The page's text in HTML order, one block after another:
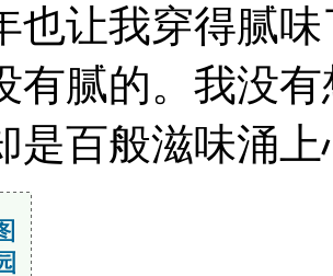
也让我穿得腻
有腻的。我没
是百般滋味涌上